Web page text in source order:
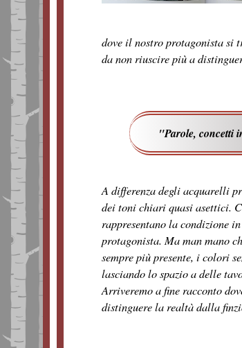
dove il nostro protagonista si
da non riuscire più a
"Parole, concetti
A differenza degli acquarelli
dei toni chiari quasi asettici.
rappresentano la condizione
protagonista. Ma man mano
sempre più presente, i colori
lasciando lo spazio a delle
Arriveremo a fine racconto
distinguere la realtà dalla